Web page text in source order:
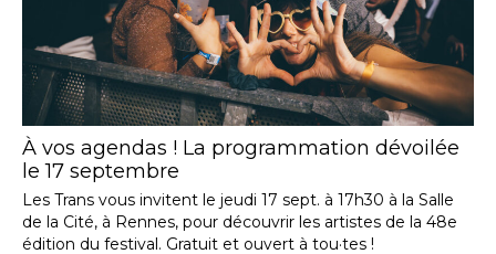
À vos agendas ! La programmation dévoilée
le 17 septembre
Les Trans vous invitent le jeudi 17 sept. à 17h30 à la Salle
de la Cité, à Rennes, pour découvrir les artistes de la 48e
édition du festival. Gratuit et ouvert à tou·tes !